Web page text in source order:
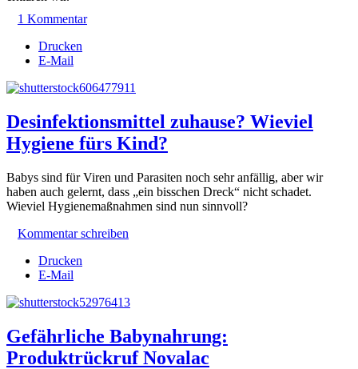
1 Kommentar
Drucken
E-Mail
Desinfektionsmittel zuhause? Wieviel
Hygiene fürs Kind?
Babys sind für Viren und Parasiten noch sehr anfällig, aber wir
haben auch gelernt, dass „ein bisschen Dreck“ nicht schadet.
Wieviel Hygienemaßnahmen sind nun sinnvoll?
Kommentar schreiben
Drucken
E-Mail
Gefährliche Babynahrung:
Produktrückruf Novalac